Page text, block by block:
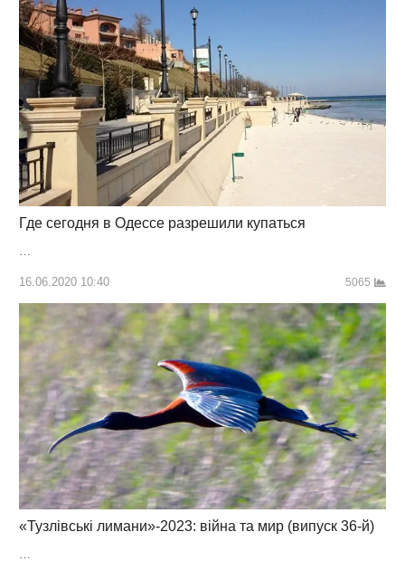
Где сегодня в Одессе разрешили купаться
16.06.2020 10:40 5065
«Тузлівські лимани»-2023: війна та мир (випуск 36-й)
…